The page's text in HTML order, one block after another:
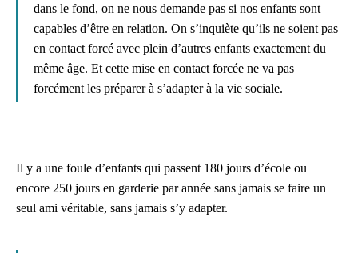
dans le fond, on ne nous demande pas si nos enfants sont
capables d’être en relation. On s’inquiète qu’ils ne soient pas
en contact forcé avec plein d’autres enfants exactement du
même âge. Et cette mise en contact forcée ne va pas
forcément les préparer à s’adapter à la vie sociale.
Il y a une foule d’enfants qui passent 180 jours d’école ou
encore 250 jours en garderie par année sans jamais se faire un
seul ami véritable, sans jamais s’y adapter.